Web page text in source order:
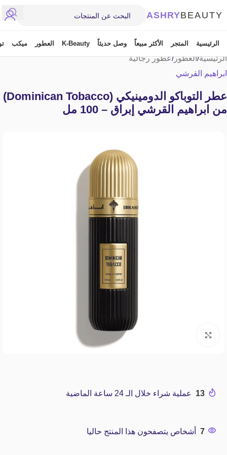
ASHRYBEAUTY
الرئيسية المتجر الأكثر مبيعاً وصل حديثاً K-Beauty العطور ميكب
الرئيسية/العطور/عطور رجالية
ابراهيم القرشي
عطر التوباكو الدومينيكي (Dominican Tobacco)
من ابراهيم القرشي إبراق – 100 مل
13 عملية شراء خلال الـ 24 ساعة الماضية
7 أشخاص يتصفحون هذا المنتج حاليا